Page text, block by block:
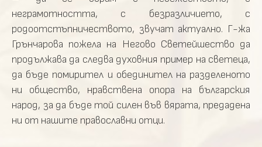
неграмотността, с безразличието, с
родоотстъпничеството, звучат актуално. Г-жа
Грънчарова пожела на Негово Светейшество да
продължава да следва духовния пример на светеца,
да бъде помирител и обединител на разделеното
ни общество, нравствена опора на българския
народ, за да бъде той силен във вярата, предадена
ни от нашите православни отци.